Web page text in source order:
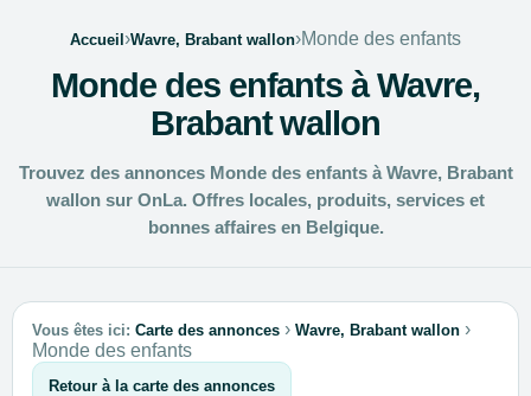
Accueil›Wavre, Brabant wallon›Monde des enfants
Monde des enfants à Wavre,
Brabant wallon
Trouvez des annonces Monde des enfants à Wavre, Brabant
wallon sur OnLa. Offres locales, produits, services et
bonnes affaires en Belgique.
Vous êtes ici: Carte des annonces › Wavre, Brabant wallon ›
Monde des enfants
Retour à la carte des annonces